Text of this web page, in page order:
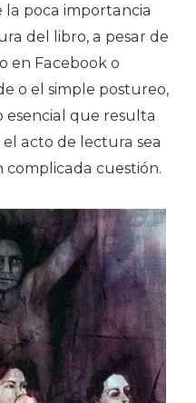
la poca importancia
del libro, a pesar de
en Facebook o
o el simple postureo,
esencial que resulta
acto de lectura sea
cuestión.